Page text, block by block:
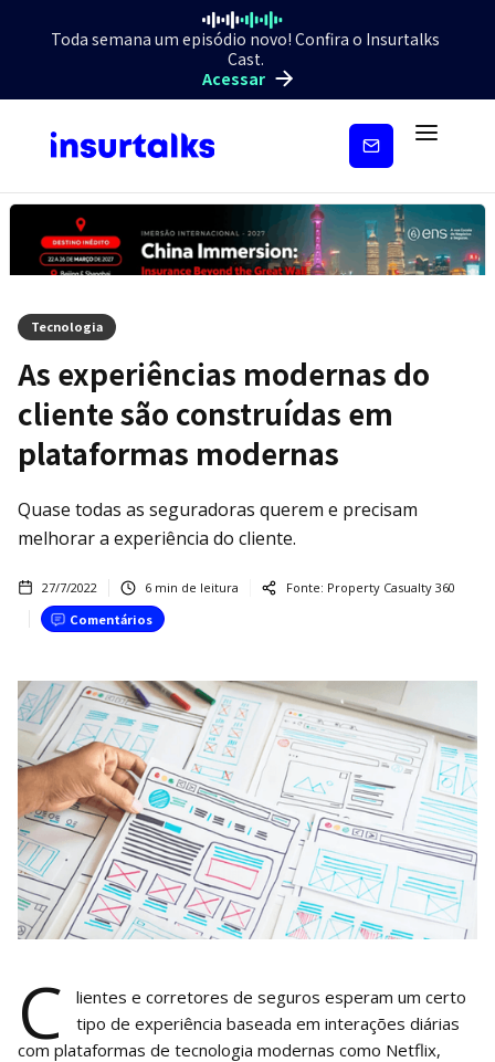
Toda semana um episódio novo! Confira o Insurtalks
Cast.
Acessar
Inscreva-
Tecnologia
As experiências modernas do
cliente são construídas em
plataformas modernas
Quase todas as seguradoras querem e precisam
melhorar a experiência do cliente.
27/7/2022 6 min de leitura Fonte: Property Casualty 360
Comentários
C
lientes e corretores de seguros esperam um certo
tipo de experiência baseada em interações diárias
com plataformas de tecnologia modernas como Netflix,